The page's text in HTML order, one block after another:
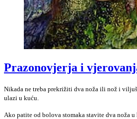
Prazonovjerja i
Nikada ne treba prekrižiti dva noža ili nož i
ulazi u kuću.
Ako patite od bolova stomaka stavite dva noža